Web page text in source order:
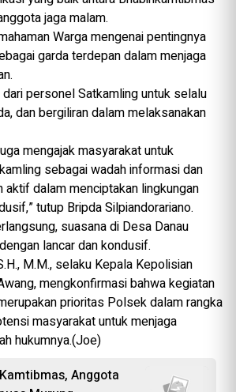
jaga malam.
Warga mengenai pentingnya
garda terdepan dalam menjaga
personel Satkamling untuk selalu
dan bergiliran dalam melaksanakan
mengajak masyarakat untuk
sebagai wadah informasi dan
aktif dalam menciptakan lingkungan
tutup Bripda Silpiandorariano.
suasana di Desa Danau
lancar dan kondusif.
M.M., selaku Kepala Kepolisian
mengkonfirmasi bahwa kegiatan
prioritas Polsek dalam rangka
masyarakat untuk menjaga
hukumnya.(Joe)
Anggota